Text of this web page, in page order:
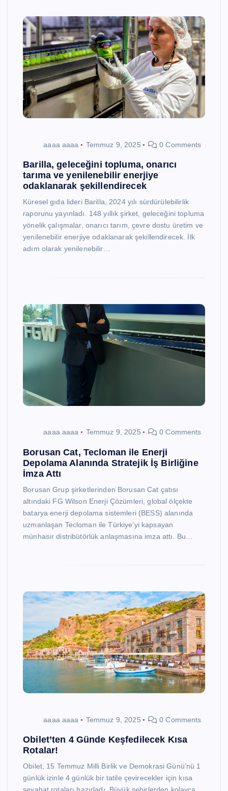
aaaa aaaa Temmuz 9, 2025 0 Comments
Barilla, geleceğini topluma, onarıcı
tarıma ve yenilenebilir enerjiye
odaklanarak şekillendirecek
Küresel gıda lideri Barilla, 2024 yılı sürdürülebilirlik
raporunu yayınladı. 148 yıllık şirket, geleceğini topluma
yönelik çalışmalar, onarıcı tarım, çevre dostu üretim ve
yenilenebilir enerjiye odaklanarak şekillendirecek. İlk
adım olarak yenilenebilir…
aaaa aaaa Temmuz 9, 2025 0 Comments
Borusan Cat, Tecloman ile Enerji
Depolama Alanında Stratejik İş Birliğine
İmza Attı
Borusan Grup şirketlerinden Borusan Cat çatısı
altındaki FG Wilson Enerji Çözümleri, global ölçekte
batarya enerji depolama sistemleri (BESS) alanında
uzmanlaşan Tecloman ile Türkiye’yi kapsayan
münhasır distribütörlük anlaşmasına imza attı. Bu…
aaaa aaaa Temmuz 9, 2025 0 Comments
Obilet’ten 4 Günde Keşfedilecek Kısa
Rotalar!
Obilet, 15 Temmuz Milli Birlik ve Demokrasi Günü’nü 1
günlük izinle 4 günlük bir tatile çevirecekler için kısa